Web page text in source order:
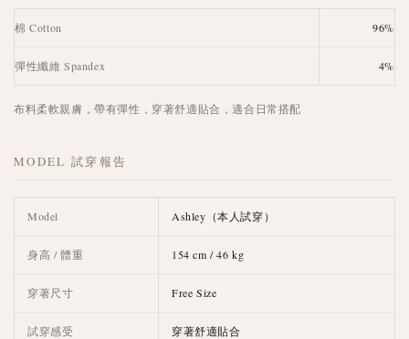
棉 Cotton 96%
彈性纖維 Spandex 4%
布料柔軟親膚，帶有彈性，穿著舒適貼合，適合日常搭配
MODEL 試穿報告
Model Ashley（本人試穿）
身高 / 體重 154 cm / 46 kg
穿著尺寸 Free Size
試穿感受 穿著舒適貼合